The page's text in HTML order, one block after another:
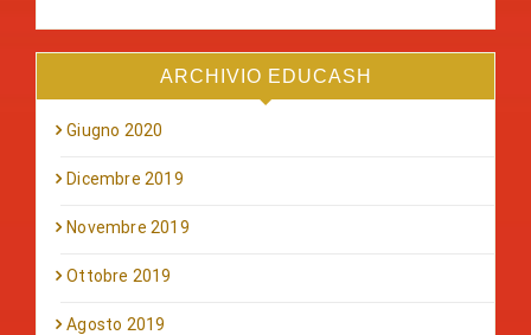
ARCHIVIO EDUCASH
Giugno 2020
Dicembre 2019
Novembre 2019
Ottobre 2019
Agosto 2019